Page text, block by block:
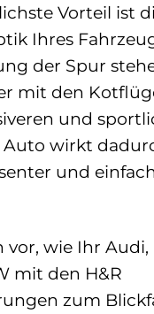
Vorteil ist
Ihres
der Spur
mit den
und
Auto wirkt
und einfach
vor, wie Ihr Audi,
mit den H&R
zum